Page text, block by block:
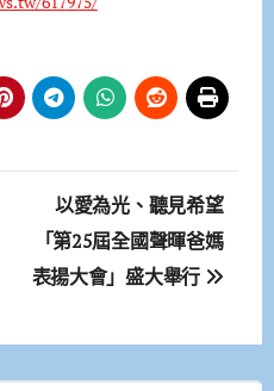
以愛為光、聽見希望
「第25屆全國聲暉爸媽
表揚大會」盛大舉行